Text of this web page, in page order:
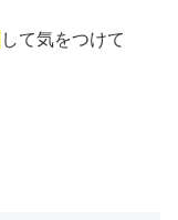
して気をつけて